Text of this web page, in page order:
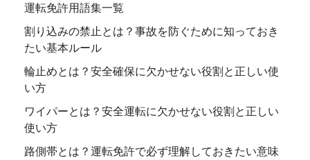
運転免許用語集一覧
割り込みの禁止とは？事故を防ぐために知っておき
たい基本ルール
輪止めとは？安全確保に欠かせない役割と正しい使
い方
ワイパーとは？安全運転に欠かせない役割と正しい
使い方
路側帯とは？運転免許で必ず理解しておきたい意味